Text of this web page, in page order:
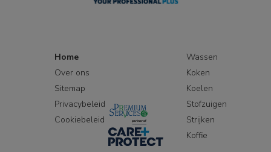
Home
Over ons
Sitemap
Privacybeleid
Cookiebeleid
Wassen
Koken
Koelen
Stofzuigen
Strijken
Koffie